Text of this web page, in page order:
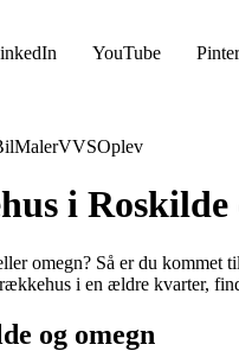
YouTube
MalerVVSOplev
i Roskilde
omegn? Så er du
i en ældre kvarter,
og omegn